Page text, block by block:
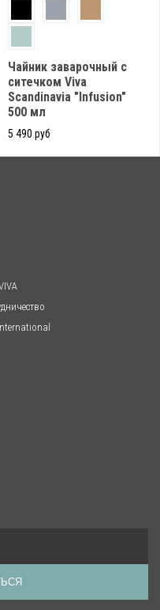
Чайник заварочный с
ситечком Viva
Scandinavia "Infusion"
500 мл
5 490 руб